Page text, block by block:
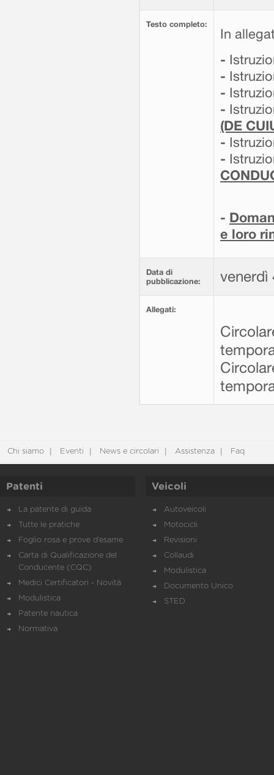
Testo completo:
In
-
-
-
-
(DE
-
-
-
e loro
Data di
pubblicazione:
venerdì
Allegati:
Chi siamo Eventi News e circolari Assistenza Faq
Patenti
La patente di guida
Tutte le pratiche
Foglio rosa e prove d’esame
Carta di Qualificazione del
Conducente (CQC)
Medici Certificatori - Novità
Modulistica
Patente nautica
Normativa
Veicoli
Autoveicoli
Motocicli
Revisioni
Collaudi
Modulistica
Documento Unico
STED